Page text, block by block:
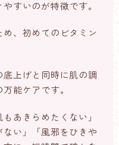
すいのが特徴です。
、初めてのビタミン
上げと同時に肌の調
能ケアです。
あきらめたくない」
ない」「風邪をひきや